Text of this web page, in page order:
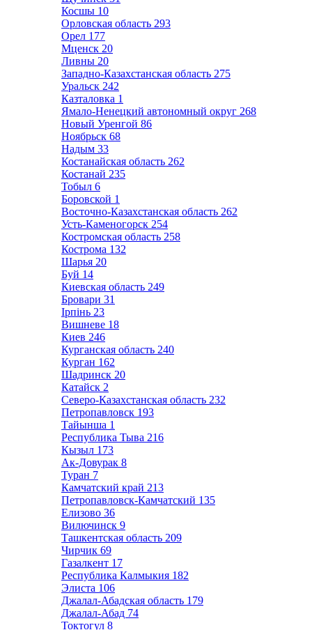
Косшы 10
Орловская область 293
Орел 177
Мценск 20
Ливны 20
Западно-Казахстанская область 275
Уральск 242
Казталовка 1
Ямало-Ненецкий автономный округ 268
Новый Уренгой 86
Ноябрьск 68
Надым 33
Костанайская область 262
Костанай 235
Тобыл 6
Боровской 1
Восточно-Казахстанская область 262
Усть-Каменогорск 254
Костромская область 258
Кострома 132
Шарья 20
Буй 14
Киевская область 249
Бровари 31
Ірпінь 23
Вишневе 18
Киев 246
Курганская область 240
Курган 162
Шадринск 20
Катайск 2
Северо-Казахстанская область 232
Петропавловск 193
Тайынша 1
Республика Тыва 216
Кызыл 173
Ак-Довурак 8
Туран 7
Камчатский край 213
Петропавловск-Камчатский 135
Елизово 36
Вилючинск 9
Ташкентская область 209
Чирчик 69
Газалкент 17
Республика Калмыкия 182
Элиста 106
Джалал-Абадская область 179
Джалал-Абад 74
Токтогул 8